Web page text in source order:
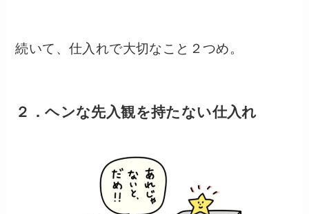
続いて、仕入れで大切なこと２つめ。
２．ヘンな先入観を持たない仕入れ